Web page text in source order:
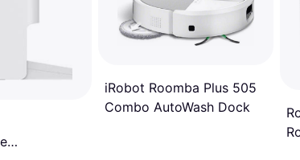
iRobot Roomba Plus 505
Combo AutoWash Dock